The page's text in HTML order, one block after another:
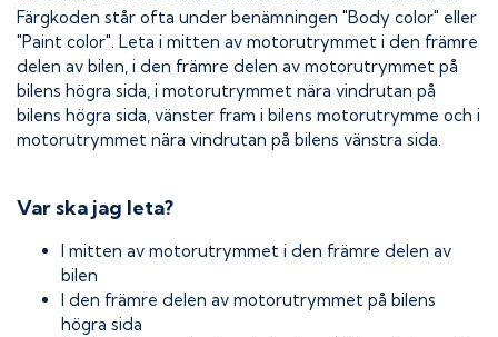
Färgkoden står ofta under benämningen "Body color" eller
"Paint color". Leta i mitten av motorutrymmet i den främre
delen av bilen, i den främre delen av motorutrymmet på
bilens högra sida, i motorutrymmet nära vindrutan på
bilens högra sida, vänster fram i bilens motorutrymme och i
motorutrymmet nära vindrutan på bilens vänstra sida.
Var ska jag leta?
I mitten av motorutrymmet i den främre delen av
bilen
I den främre delen av motorutrymmet på bilens
högra sida